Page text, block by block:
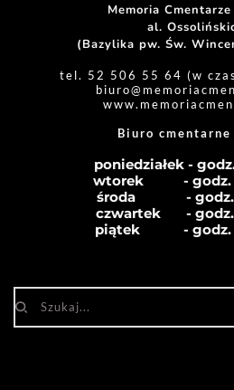
Memoria
al.
(Bazylika pw. Św.
tel. 52 506 55 64 (w
biuro
Biuro cmentarne
poniedziałek -
wtorek           -
środa              - godz.
czwartek       - godz.
piątek            - godz.